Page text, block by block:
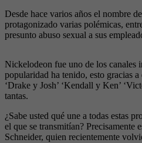
Desde hace varios años el nombre
protagonizado varias polémicas,
presunto abuso sexual a sus
Nickelodeon fue uno de los canales
popularidad ha tenido, esto gracias
‘Drake y Josh’ ‘Kendall y Ken’
tantas.
¿Sabe usted qué une a todas estas
el que se transmitían? Precisamente
Schneider, quien recientemente